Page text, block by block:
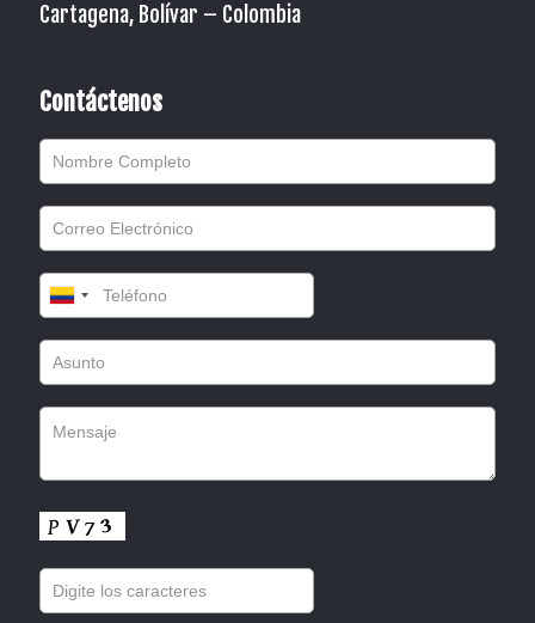
Cartagena, Bolívar – Colombia
Contáctenos